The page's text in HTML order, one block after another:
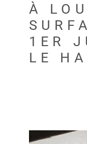
À
1ER
LE